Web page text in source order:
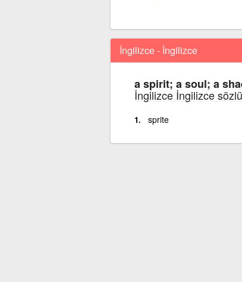
İngilizce - İngilizce
a spirit; a soul; a
İngilizce İngilizce
sprite